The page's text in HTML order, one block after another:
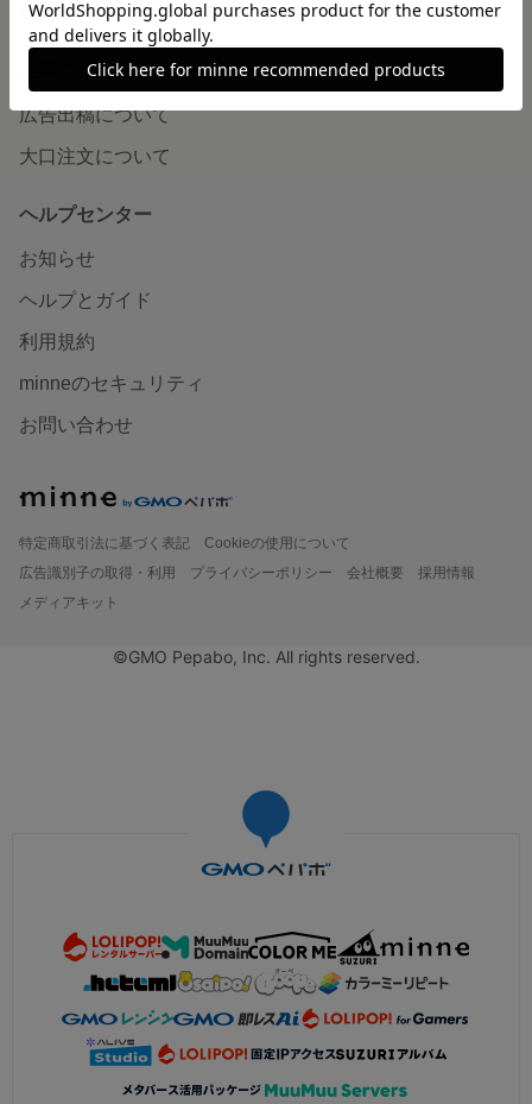
minneの本
企業の方へ
広告出稿について
大口注文について
ヘルプセンター
お知らせ
ヘルプとガイド
利用規約
minneのセキュリティ
お問い合わせ
特定商取引法に基づく表記
Cookieの使用について
広告識別子の取得・利用
プライバシーポリシー 会社概要
採用情報
メディアキット
©GMO Pepabo, Inc. All rights reserved.